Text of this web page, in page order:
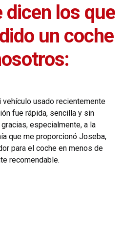
dicen los que
un coche
vehículo usado recientemente
fue rápida, sencilla y sin
especialmente, a la
que me proporcionó Joseba,
para el coche en menos de
recomendable.